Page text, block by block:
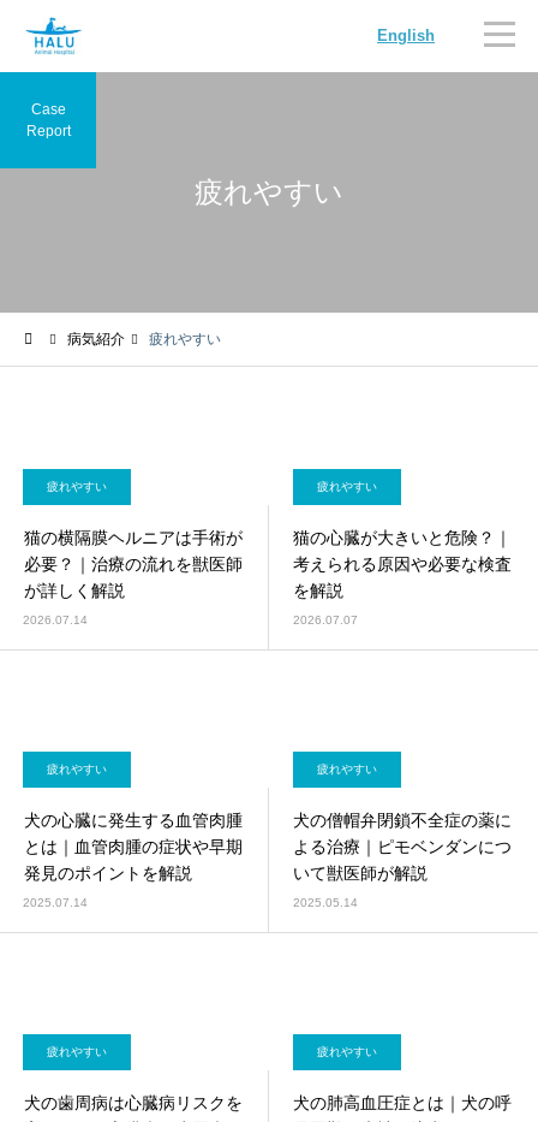
English
画像診断科 軟部外科
疲れやすい
Case
Report
病気紹介 疲れやすい
疲れやすい
猫の横隔膜ヘルニアは手術が
必要？｜治療の流れを獣医師
が詳しく解説
2026.07.14
疲れやすい
猫の心臓が大きいと危険？｜
考えられる原因や必要な検査
を解説
2026.07.07
疲れやすい
犬の心臓に発生する血管肉腫
とは｜血管肉腫の症状や早期
発見のポイントを解説
2025.07.14
疲れやすい
犬の僧帽弁閉鎖不全症の薬に
よる治療｜ピモベンダンにつ
いて獣医師が解説
2025.05.14
疲れやすい
犬の歯周病は心臓病リスクを
疲れやすい
犬の肺高血圧症とは｜犬の呼